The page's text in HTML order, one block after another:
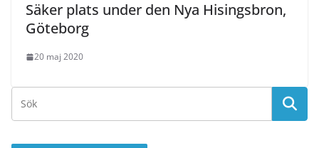
Säker plats under den Nya Hisingsbron,
Göteborg
20 maj 2020